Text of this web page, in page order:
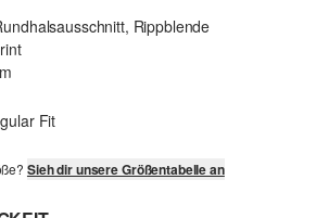
Rippblende
Fit
Sieh dir unsere Größentabelle an